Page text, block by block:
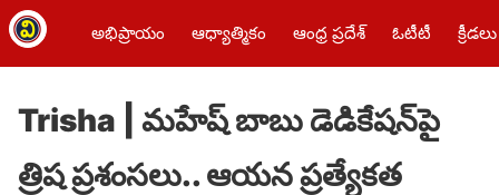
అభిప్రాయం ఆధ్యాత్మికం ఆంధ్ర ప్రదేశ్ ఓటీటీ క్రీడలు
Trisha | మహేష్ బాబు డెడికేషన్‌పై
త్రిష ప్రశంసలు.. ఆయ‌న ప్ర‌త్యేక‌త